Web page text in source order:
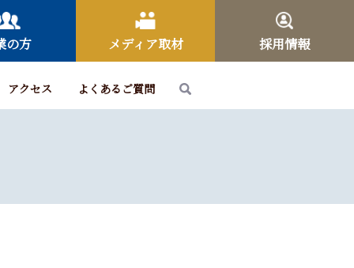
の方 メディア取材 採用情報
アクセス よくあるご質問